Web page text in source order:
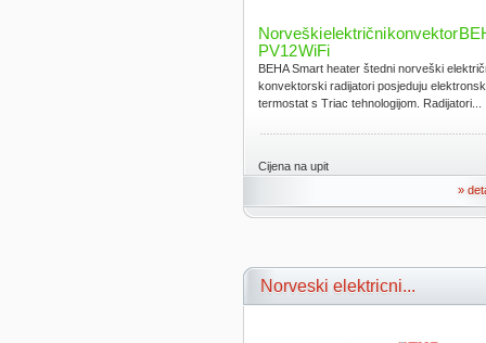
Norveški električni konvektor
PV12 WiFi
BEHA Smart heater štedni norveški
konvektorski radijatori posjeduju
termostat s Triac tehnologijom. Radijatori...
Cijena na upit
»
Norveski elektricni...